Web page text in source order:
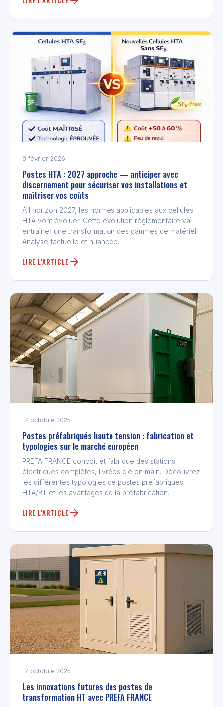
9 février 2026
Postes HTA : 2027 approche — anticiper avec
discernement pour sécuriser vos installations et
maîtriser vos coûts
À l'horizon 2027, les normes applicables aux cellules
HTA vont évoluer. Cette évolution réglementaire va
entraîner une transformation des gammes de matériel.
Analyse factuelle et nuancée.
LIRE L'ARTICLE
17 octobre 2025
Postes préfabriqués haute tension : fabrication et
typologies sur le marché européen
PREFA FRANCE conçoit et fabrique des stations
électriques complètes, livrées clé en main. Découvrez
les différentes typologies de postes préfabriqués
HTA/BT et les avantages de la préfabrication.
LIRE L'ARTICLE
17 octobre 2025
Les innovations futures des postes de
transformation HT avec PREFA FRANCE